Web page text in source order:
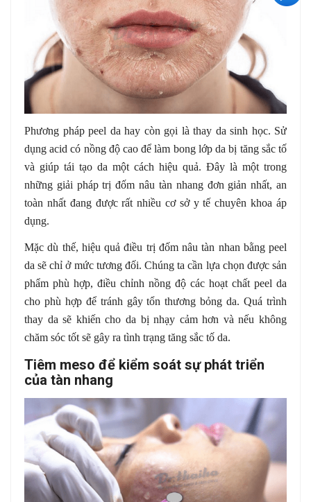
Phương pháp peel da hay còn gọi là thay da sinh học. Sử
dụng acid có nồng độ cao để làm bong lớp da bị tăng sắc tố
và giúp tái tạo da một cách hiệu quả. Đây là một trong
những giải pháp trị đốm nâu tàn nhang đơn giản nhất, an
toàn nhất đang được rất nhiều cơ sở y tế chuyên khoa áp
dụng.
Mặc dù thế, hiệu quả điều trị đốm nâu tàn nhan bằng peel
da sẽ chỉ ở mức tương đối. Chúng ta cần lựa chọn được sản
phẩm phù hợp, điều chỉnh nồng độ các hoạt chất peel da
cho phù hợp để tránh gây tổn thương bỏng da. Quá trình
thay da sẽ khiến cho da bị nhạy cảm hơn và nếu không
chăm sóc tốt sẽ gây ra tình trạng tăng sắc tố da.
Tiêm meso để kiểm soát sự phát triển
của tàn nhang